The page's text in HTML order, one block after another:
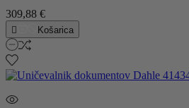
309,88 €
 Košarica